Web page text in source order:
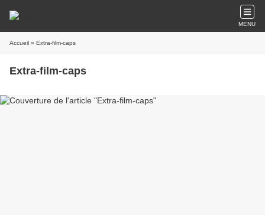
MENU
Accueil » Extra-film-caps
Extra-film-caps